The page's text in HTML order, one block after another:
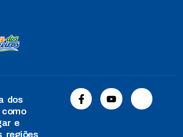
dos
como
e
regiões